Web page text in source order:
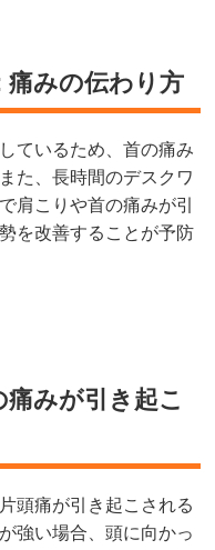
痛みの伝わり方
ているため、首の痛み
た、長時間のデスクワ
肩こりや首の痛みが引
を改善することが予防
みが引き起こ
頭痛が引き起こされる
強い場合、頭に向かっ